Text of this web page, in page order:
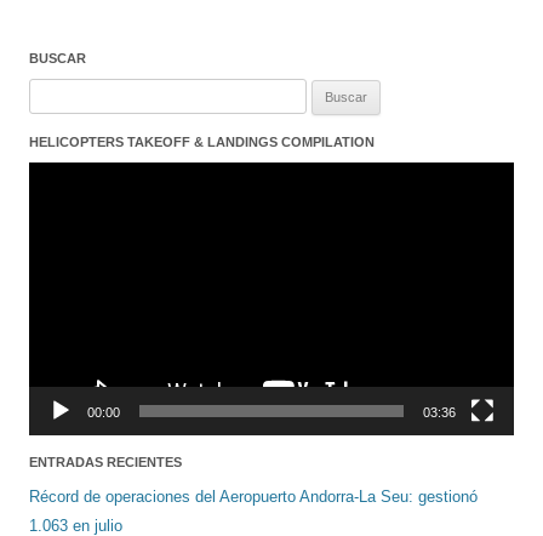
BUSCAR
HELICOPTERS TAKEOFF & LANDINGS COMPILATION
00:00 03:36
ENTRADAS RECIENTES
Récord de operaciones del Aeropuerto Andorra-La Seu: gestionó
1.063 en julio